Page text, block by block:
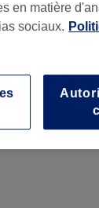
Et
Et
en matière
sociaux.